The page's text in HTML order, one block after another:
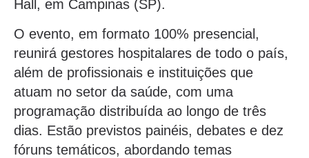
Hall, em Campinas (SP).
O evento, em formato 100% presencial,
reunirá gestores hospitalares de todo o país,
além de profissionais e instituições que
atuam no setor da saúde, com uma
programação distribuída ao longo de três
dias. Estão previstos painéis, debates e dez
fóruns temáticos, abordando temas